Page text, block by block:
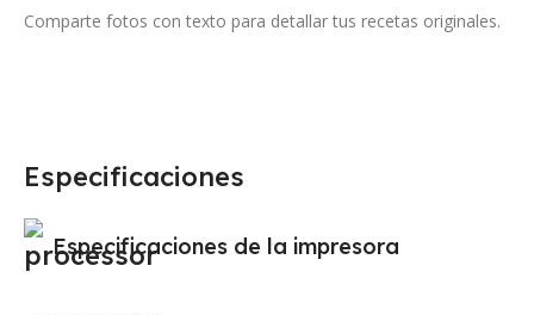
Comparte fotos con texto para detallar tus recetas originales.
Especificaciones
Especificaciones de la impresora